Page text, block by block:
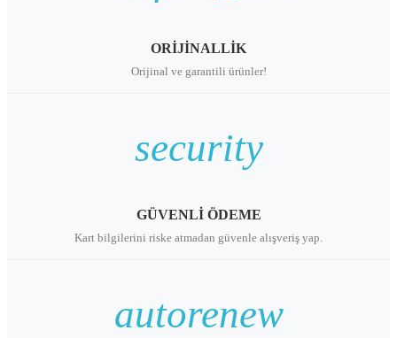
ORİJİNALLİK
Orijinal ve garantili ürünler!
security
GÜVENLİ ÖDEME
Kart bilgilerini riske atmadan güvenle alışveriş yap.
autorenew